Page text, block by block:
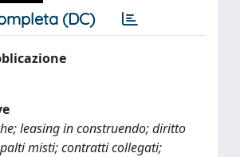
(DC)
leasing in construendo; diritto
misti; contratti collegati;